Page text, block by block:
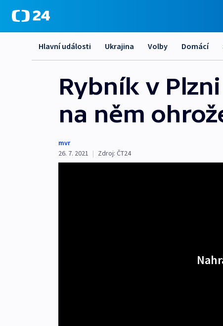
Hlavní události Ukrajina Volby Domácí
Rybník v
na něm
mvr
26. 7. 2021 | Zdroj: ČT24